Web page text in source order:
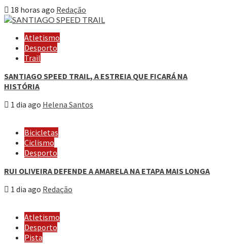
18 horas ago Redação
Atletismo
Desporto
Trail
SANTIAGO SPEED TRAIL, A ESTREIA QUE FICARÁ NA
HISTÓRIA
1 dia ago Helena Santos
Bicicletas
Ciclismo
Desporto
RUI OLIVEIRA DEFENDE A AMARELA NA ETAPA MAIS LONGA
1 dia ago Redação
Atletismo
Desporto
Pista